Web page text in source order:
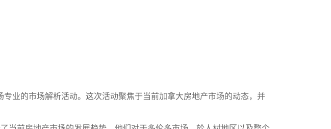
业的市场解析活动。这次活动聚焦于当前加拿大房地产市场的动态，并